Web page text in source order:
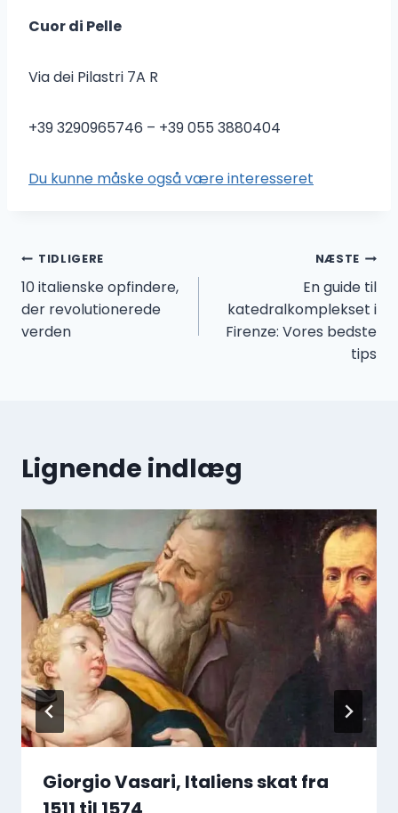
Cuor di Pelle
Via dei Pilastri 7A R
+39 3290965746 – +39 055 3880404
Du kunne måske også være interesseret
Indlægsnavigation
TIDLIGERE
10 italienske opfindere,
der revolutionerede
verden
NÆSTE
En guide til
katedralkomplekset i
Firenze: Vores bedste
tips
Lignende indlæg
Giorgio Vasari, Italiens skat fra